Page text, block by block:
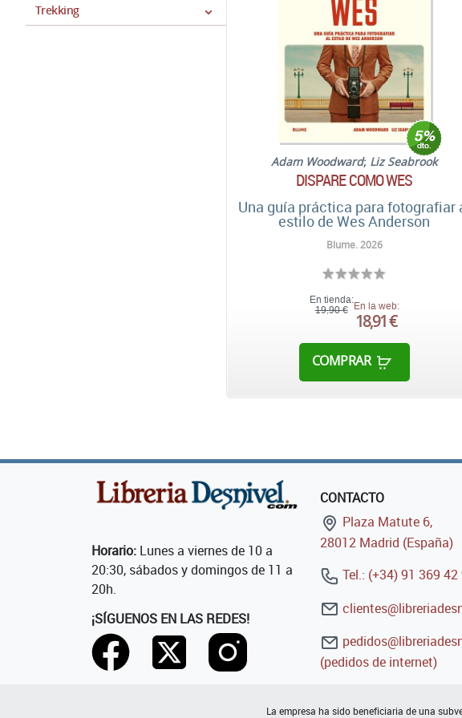
Trekking
Adam Woodward; Liz Seabrook
DISPARE COMO WES
Una guía práctica para fotografiar
estilo de Wes Anderson
Blume. 2026
En tienda:
19,90 € En la web:
18,91 €
COMPRAR
Horario: Lunes a viernes de 10 a
20:30, sábados y domingos de 11 a
20h.
¡SÍGUENOS EN LAS REDES!
CONTACTO
Plaza Matute 6,
28012 Madrid (España)
Tel.: (+34) 91 369 42
(pedidos de internet)
La empresa ha sido beneficiaria de una